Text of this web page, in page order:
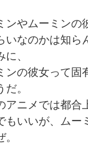
ンやムーミン
いなのかは知ら
に、
ンの彼女って固
だ。
アニメでは都合
もいいが、ムー